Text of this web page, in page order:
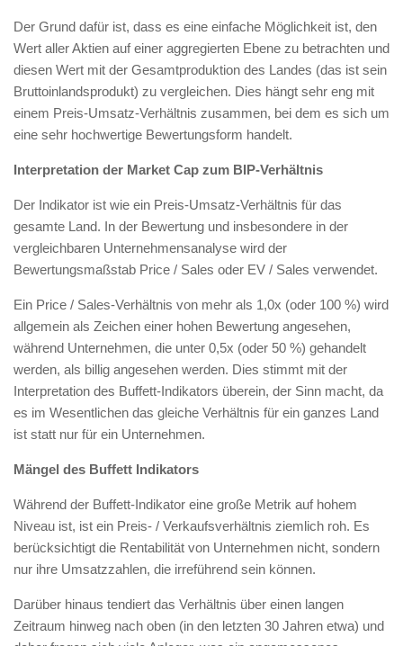
Der Grund dafür ist, dass es eine einfache Möglichkeit ist, den
Wert aller Aktien auf einer aggregierten Ebene zu betrachten und
diesen Wert mit der Gesamtproduktion des Landes (das ist sein
Bruttoinlandsprodukt) zu vergleichen. Dies hängt sehr eng mit
einem Preis-Umsatz-Verhältnis zusammen, bei dem es sich um
eine sehr hochwertige Bewertungsform handelt.
Interpretation der Market Cap zum BIP-Verhältnis
Der Indikator ist wie ein Preis-Umsatz-Verhältnis für das
gesamte Land. In der Bewertung und insbesondere in der
vergleichbaren Unternehmensanalyse wird der
Bewertungsmaßstab Price / Sales oder EV / Sales verwendet.
Ein Price / Sales-Verhältnis von mehr als 1,0x (oder 100 %) wird
allgemein als Zeichen einer hohen Bewertung angesehen,
während Unternehmen, die unter 0,5x (oder 50 %) gehandelt
werden, als billig angesehen werden. Dies stimmt mit der
Interpretation des Buffett-Indikators überein, der Sinn macht, da
es im Wesentlichen das gleiche Verhältnis für ein ganzes Land
ist statt nur für ein Unternehmen.
Mängel des Buffett Indikators
Während der Buffett-Indikator eine große Metrik auf hohem
Niveau ist, ist ein Preis- / Verkaufsverhältnis ziemlich roh. Es
berücksichtigt die Rentabilität von Unternehmen nicht, sondern
nur ihre Umsatzzahlen, die irreführend sein können.
Darüber hinaus tendiert das Verhältnis über einen langen
Zeitraum hinweg nach oben (in den letzten 30 Jahren etwa) und